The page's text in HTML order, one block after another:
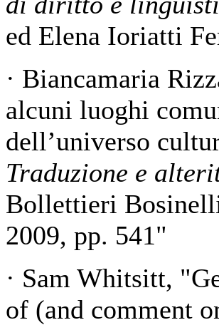
ed Elena Ioriatti
· Biancamaria
alcuni luoghi
dell’universo
Traduzione e
Bollettieri
2009, pp. 541"
· Sam Whitsitt,
of (and comment